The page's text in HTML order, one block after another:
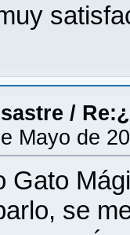
/
Mayo de
Gato
se